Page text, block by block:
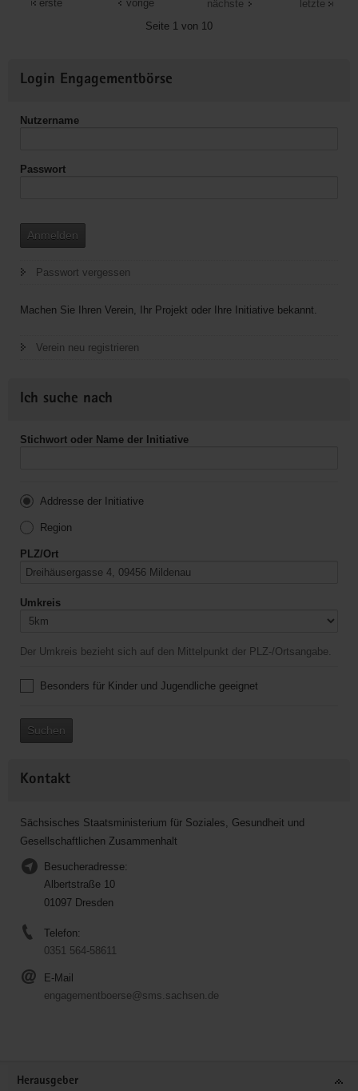
Annaberg-
Buchholz
erste
vorige
Seite 1 von 10
nächste letzte
Informationen
Login Engagementbörse
Nutzername
Passwort
Anmelden
Passwort vergessen
Machen Sie Ihren Verein, Ihr Projekt oder Ihre Initiative bekannt.
Verein neu registrieren
Ich suche nach
Stichwort oder Name der Initiative
Addresse der Initiative
Region
PLZ/Ort
Umkreis
Der Umkreis bezieht sich auf den Mittelpunkt der PLZ-/Ortsangabe.
Besonders für Kinder und Jugendliche geeignet
Suchen
Kontakt
Sächsisches Staatsministerium für Soziales, Gesundheit und
Gesellschaftlichen Zusammenhalt
Besucheradresse:
Albertstraße 10
01097 Dresden
Telefon:
0351 564-58611
E-Mail
engagementboerse@sms.sachsen.de
Herausgeber